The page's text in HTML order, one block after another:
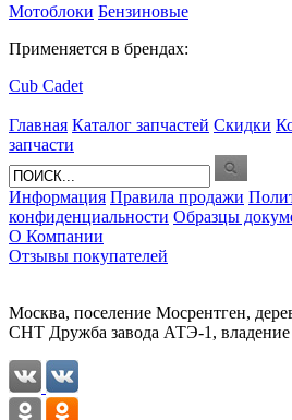
Мотоблоки Бензиновые
Применяется в брендах:
Cub Cadet
Главная Каталог запчастей Скидки
запчасти
Информация Правила продажи
конфиденциальности Образцы
О Компании
Отзывы покупателей
Москва, поселение Мосрентген,
СНТ Дружба завода АТЭ-1, владение